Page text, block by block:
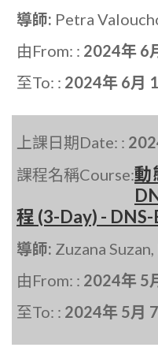
導師: Petra
由From: : 2024年 6
至To: : 2024年 6月
上課日期Date: :
課程名稱Course:動
程 (3-Day) -
導師: Zuzana
由From: : 2024年 5
至To: : 2024年 5月